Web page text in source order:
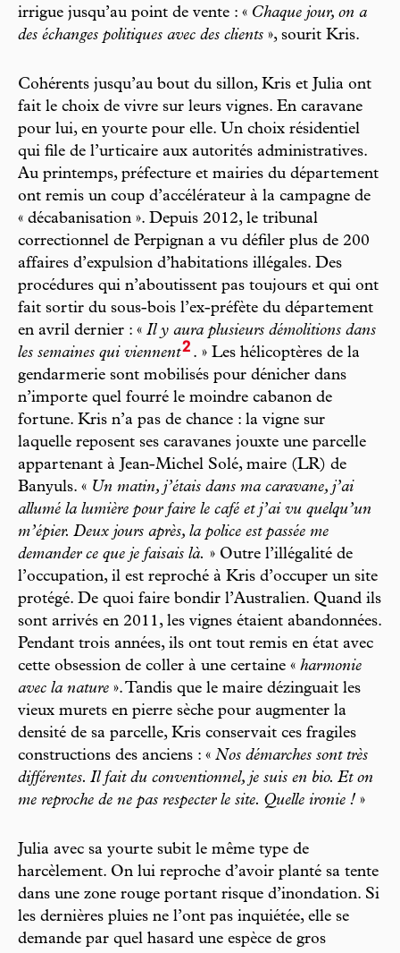
irrigue jusqu’au point de vente : « Chaque jour, on a
des échanges politiques avec des clients », sourit Kris.
Cohérents jusqu’au bout du sillon, Kris et Julia ont
fait le choix de vivre sur leurs vignes. En caravane
pour lui, en yourte pour elle. Un choix résidentiel
qui file de l’urticaire aux autorités administratives.
Au printemps, préfecture et mairies du département
ont remis un coup d’accélérateur à la campagne de
« décabanisation ». Depuis 2012, le tribunal
correctionnel de Perpignan a vu défiler plus de 200
affaires d’expulsion d’habitations illégales. Des
procédures qui n’aboutissent pas toujours et qui ont
fait sortir du sous-bois l’ex-préfète du département
en avril dernier : « Il y aura plusieurs démolitions dans
les semaines qui viennent2 . » Les hélicoptères de la
gendarmerie sont mobilisés pour dénicher dans
n’importe quel fourré le moindre cabanon de
fortune. Kris n’a pas de chance : la vigne sur
laquelle reposent ses caravanes jouxte une parcelle
appartenant à Jean-Michel Solé, maire (LR) de
Banyuls. « Un matin, j’étais dans ma caravane, j’ai
allumé la lumière pour faire le café et j’ai vu quelqu’un
m’épier. Deux jours après, la police est passée me
demander ce que je faisais là. » Outre l’illégalité de
l’occupation, il est reproché à Kris d’occuper un site
protégé. De quoi faire bondir l’Australien. Quand ils
sont arrivés en 2011, les vignes étaient abandonnées.
Pendant trois années, ils ont tout remis en état avec
cette obsession de coller à une certaine « harmonie
avec la nature ». Tandis que le maire dézinguait les
vieux murets en pierre sèche pour augmenter la
densité de sa parcelle, Kris conservait ces fragiles
constructions des anciens : « Nos démarches sont très
différentes. Il fait du conventionnel, je suis en bio. Et on
me reproche de ne pas respecter le site. Quelle ironie ! »
Julia avec sa yourte subit le même type de
harcèlement. On lui reproche d’avoir planté sa tente
dans une zone rouge portant risque d’inondation. Si
les dernières pluies ne l’ont pas inquiétée, elle se
demande par quel hasard une espèce de gros